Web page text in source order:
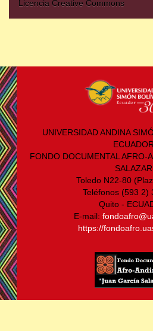
Licencia Creative Commons
UNIVERSIDAD ANDINA
ECUADOR
FONDO DOCUMENTAL AFRO-
SALAZAR
Toledo N22-80
Teléfonos (593 2)
Quito -
E-mail:
https://